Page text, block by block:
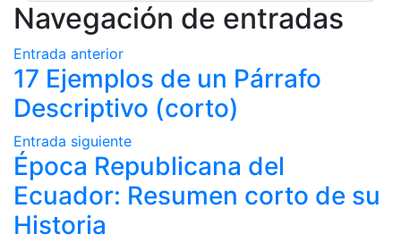
Navegación de entradas
Entrada anterior
17 Ejemplos de un Párrafo
Descriptivo (corto)
Entrada siguiente
Época Republicana del
Ecuador: Resumen corto de su
Historia